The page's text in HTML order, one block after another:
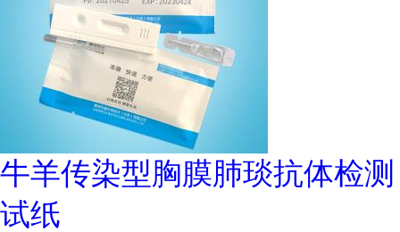
牛羊传染型胸膜肺琰抗体检测
试纸